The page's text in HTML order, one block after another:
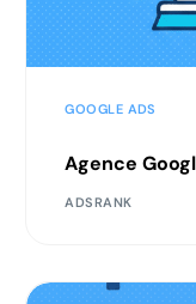
GOOGLE ADS
Agence
ADSRANK